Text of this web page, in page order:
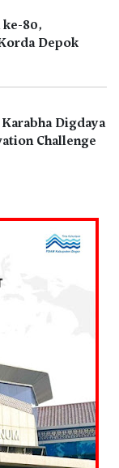
ke-80,
Depok
Digdaya
Challenge